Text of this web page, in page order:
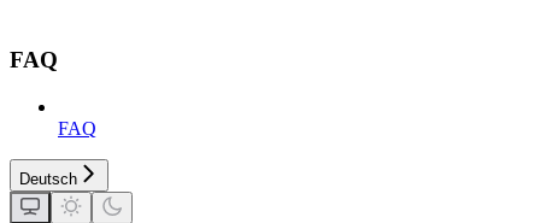
FAQ
FAQ
Deutsch